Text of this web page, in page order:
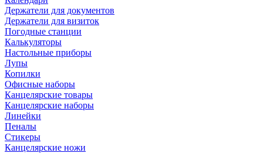
Держатели для документов
Держатели для визиток
Погодные станции
Калькуляторы
Настольные приборы
Лупы
Копилки
Офисные наборы
Канцелярские товары
Канцелярские наборы
Линейки
Пеналы
Стикеры
Канцелярские ножи